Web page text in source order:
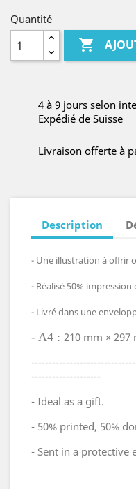
Quantité

4 à 9 jours selon
Expédié de Suisse
Livraison offerte à
Description
- Une illustration à offrir
- Réalisé 50%
- Livré dans une
- A4 : 210 mm × 297
--------------------
- Ideal as a gift.
- 50% printed, 50%
- Sent in a protective